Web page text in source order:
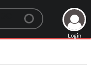
Login